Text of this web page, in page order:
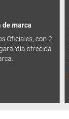
de marca
Oficiales, con 2
ofrecida